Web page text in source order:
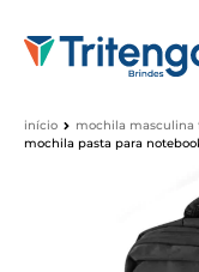
início
mochila masculina
mochila pasta para